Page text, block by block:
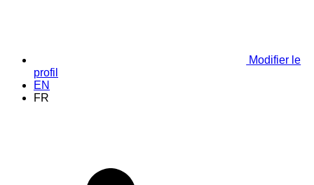
Modifier le
profil
EN
FR